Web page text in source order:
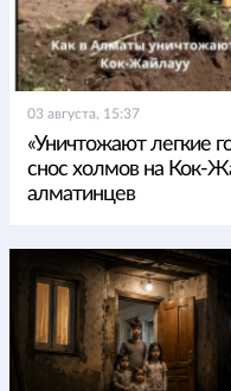
03 августа, 15:37
«Уничтожают легкие
снос холмов на Кок-
алматинцев